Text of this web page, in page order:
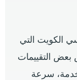
الكويت التي
التقييمات
سرعة